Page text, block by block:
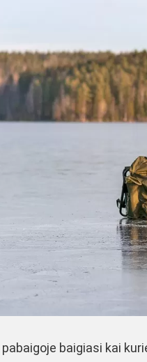
baigiasi kai